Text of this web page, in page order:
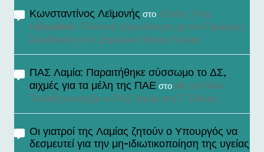
Κωνσταντίνος Λεϊμονής στο «Εκτός Ύλης
reloaded»: Πολιτική εξομολόγηση με τον Γεράσιμο
Σκιαδαρέση στο Δημοτικό Θέατρο Λαμίας
ΠΑΣ Λαμία: Παραιτήθηκε σύσσωμο το ΔΣ,
αιχμές για τα μέλη της ΠΑΕ στο Με τον Νίκο
Τσιλαλή συνεχίζει ο ΠΑΣ Λαμία στη Γ’ Εθνική
Οι γιατροί της Λαμίας ζητούν ο Υπουργός να
δεσμευτεί για την μη-ιδιωτικοποίηση της υγείας